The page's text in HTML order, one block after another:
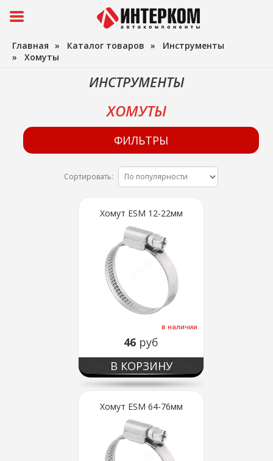
Главная » Каталог товаров » Инструменты
» Хомуты
ИНСТРУМЕНТЫ
ХОМУТЫ
ФИЛЬТРЫ
Сортировать:
Хомут ESM 12-22мм
в наличии
46 руб
В КОРЗИНУ
Хомут ESM 64-76мм